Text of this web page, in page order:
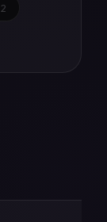
2